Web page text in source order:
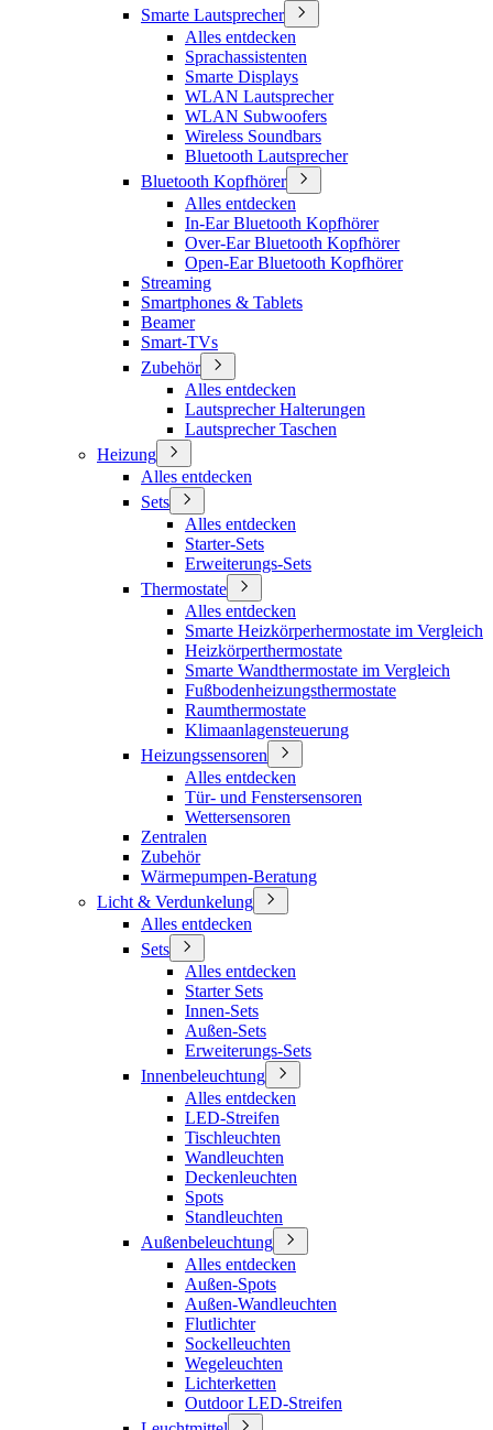
Smarte Lautsprecher
Alles entdecken
Sprachassistenten
Smarte Displays
WLAN Lautsprecher
WLAN Subwoofers
Wireless Soundbars
Bluetooth Lautsprecher
Bluetooth Kopfhörer
Alles entdecken
In-Ear Bluetooth Kopfhörer
Over-Ear Bluetooth Kopfhörer
Open-Ear Bluetooth Kopfhörer
Streaming
Smartphones & Tablets
Beamer
Smart-TVs
Zubehör
Alles entdecken
Lautsprecher Halterungen
Lautsprecher Taschen
Heizung
Alles entdecken
Sets
Alles entdecken
Starter-Sets
Erweiterungs-Sets
Thermostate
Alles entdecken
Smarte Heizkörperhermostate im Vergleich
Heizkörperthermostate
Smarte Wandthermostate im Vergleich
Fußbodenheizungsthermostate
Raumthermostate
Klimaanlagensteuerung
Heizungssensoren
Alles entdecken
Tür- und Fenstersensoren
Wettersensoren
Zentralen
Zubehör
Wärmepumpen-Beratung
Licht & Verdunkelung
Alles entdecken
Sets
Alles entdecken
Starter Sets
Innen-Sets
Außen-Sets
Erweiterungs-Sets
Innenbeleuchtung
Alles entdecken
LED-Streifen
Tischleuchten
Wandleuchten
Deckenleuchten
Spots
Standleuchten
Außenbeleuchtung
Alles entdecken
Außen-Spots
Außen-Wandleuchten
Flutlichter
Sockelleuchten
Wegeleuchten
Lichterketten
Outdoor LED-Streifen